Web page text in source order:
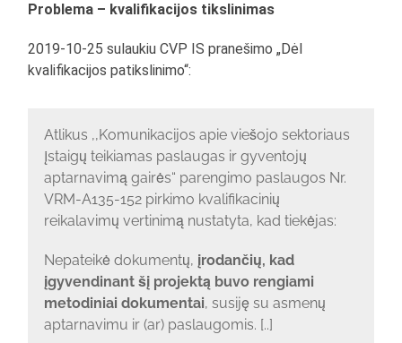
Problema – kvalifikacijos tikslinimas
2019-10-25 sulaukiu CVP IS pranešimo „Dėl
kvalifikacijos patikslinimo“:
Atlikus ,,Komunikacijos apie viešojo sektoriaus
įstaigų teikiamas paslaugas ir gyventojų
aptarnavimą gairės“ parengimo paslaugos Nr.
VRM-A135-152 pirkimo kvalifikacinių
reikalavimų vertinimą nustatyta, kad tiekėjas:
Nepateikė dokumentų, įrodančių, kad
įgyvendinant šį projektą buvo rengiami
metodiniai dokumentai, susiję su asmenų
aptarnavimu ir (ar) paslaugomis. [..]